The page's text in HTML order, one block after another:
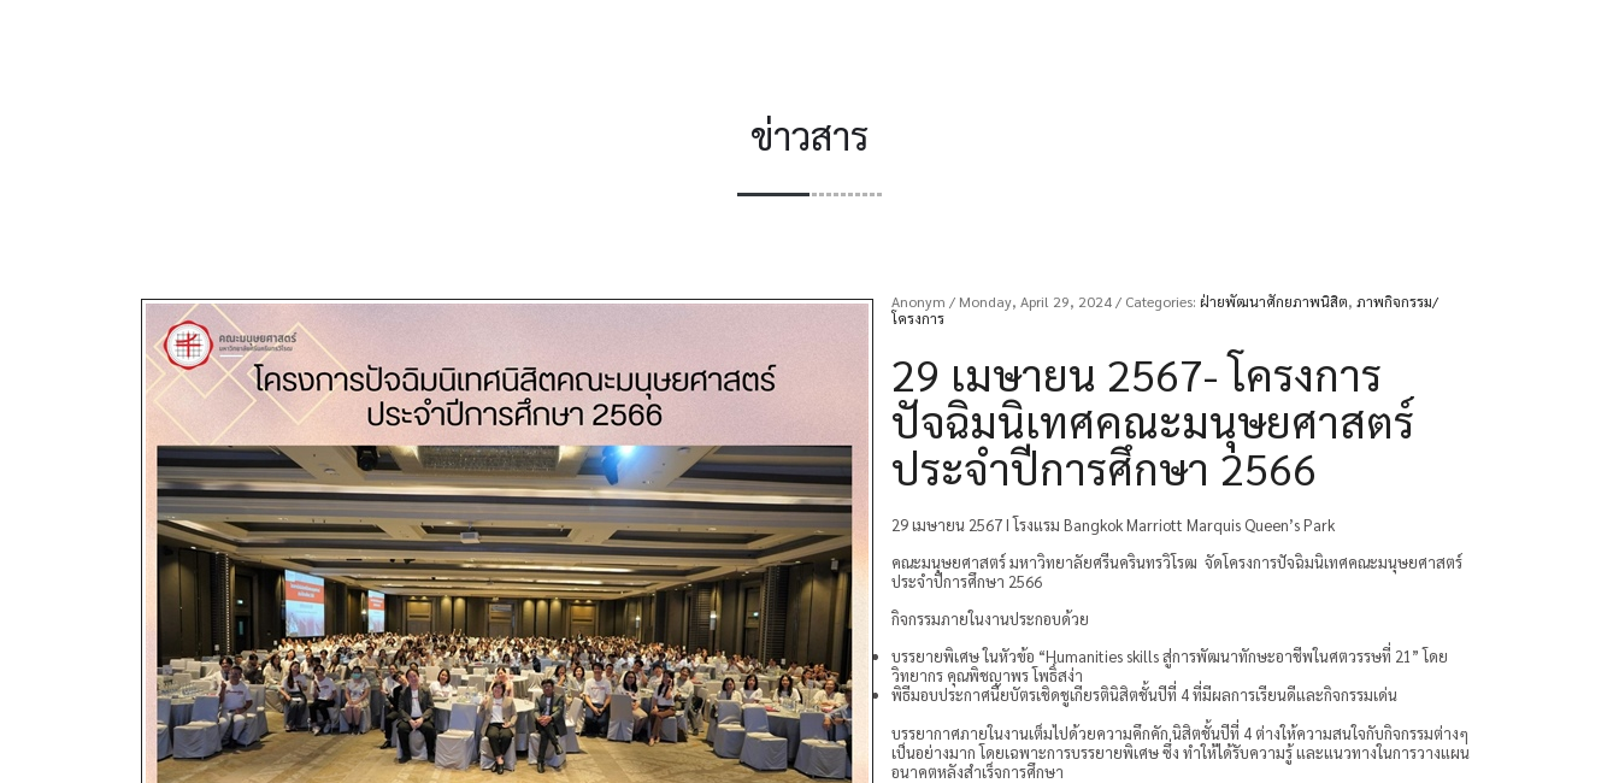
ข่าวสาร
Anonym / Monday, April 29, 2024 / Categories: ฝ่ายพัฒนาศักยภาพนิสิต, ภาพกิจกรรม/
โครงการ
29 เมษายน 2567- โครงการ
ปัจฉิมนิเทศคณะมนุษยศาสตร์
ประจำปีการศึกษา 2566
29 เมษายน 2567 I โรงแรม Bangkok Marriott Marquis Queen’s Park
คณะมนุษยศาสตร์ มหาวิทยาลัยศรีนครินทรวิโรฒ จัดโครงการปัจฉิมนิเทศคณะมนุษยศาสตร์
ประจำปีการศึกษา 2566
กิจกรรมภายในงานประกอบด้วย
บรรยายพิเศษ ในหัวข้อ “Humanities skills สู่การพัฒนาทักษะอาชีพในศตวรรษที่ 21” โดย
วิทยากร คุณพิชญาพร โพธิ์สง่า
พิธีมอบประกาศนียบัตรเชิดชูเกียรตินิสิตชั้นปีที่ 4 ที่มีผลการเรียนดีและกิจกรรมเด่น
บรรยากาศภายในงานเต็มไปด้วยความคึกคัก นิสิตชั้นปีที่ 4 ต่างให้ความสนใจกับกิจกรรมต่างๆ
เป็นอย่างมาก โดยเฉพาะการบรรยายพิเศษ ซึ่ง ทำให้ได้รับความรู้ และแนวทางในการวางแผน
อนาคตหลังสำเร็จการศึกษา